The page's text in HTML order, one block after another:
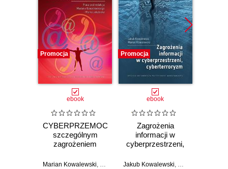
Promocja
ebook
CYBERPRZEMOC
szczególnym
zagrożeniem
informacyjnego
Marian Kowalewski, Marek Jakubiak
Promocja
ebook
Zagrożenia
informacji w
cyberprzestrzeni,
Jakub Kowalewski, Marian